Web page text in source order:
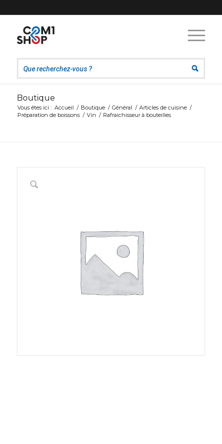
Boutique
Vous êtes ici : Accueil / Boutique / Général / Articles de cuisine /
Préparation de boissons / Vin / Rafraichisseur à bouteilles